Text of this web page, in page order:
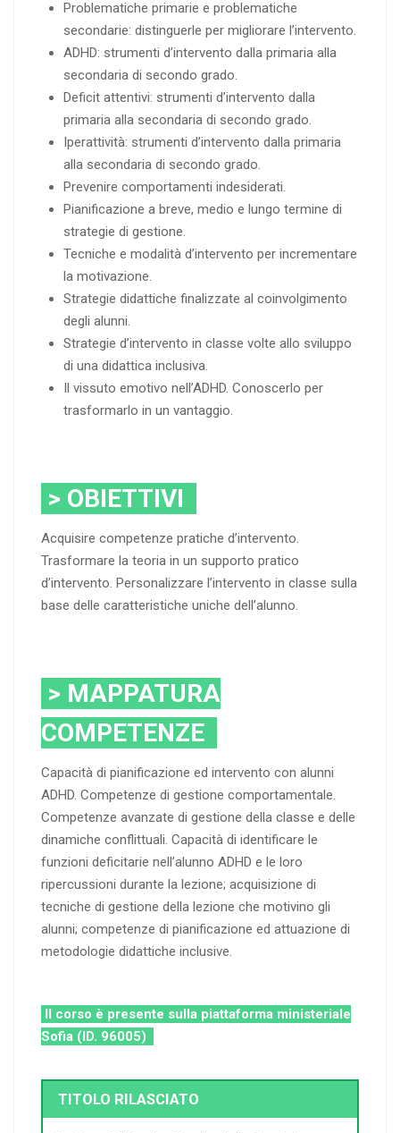
Problematiche primarie e problematiche
secondarie: distinguerle per migliorare l’intervento.
ADHD: strumenti d’intervento dalla primaria alla
secondaria di secondo grado.
Deficit attentivi: strumenti d’intervento dalla
primaria alla secondaria di secondo grado.
Iperattività: strumenti d’intervento dalla primaria
alla secondaria di secondo grado.
Prevenire comportamenti indesiderati.
Pianificazione a breve, medio e lungo termine di
strategie di gestione.
Tecniche e modalità d’intervento per incrementare
la motivazione.
Strategie didattiche finalizzate al coinvolgimento
degli alunni.
Strategie d’intervento in classe volte allo sviluppo
di una didattica inclusiva.
Il vissuto emotivo nell’ADHD. Conoscerlo per
trasformarlo in un vantaggio.
> OBIETTIVI
Acquisire competenze pratiche d’intervento.
Trasformare la teoria in un supporto pratico
d’intervento. Personalizzare l’intervento in classe sulla
base delle caratteristiche uniche dell’alunno.
> MAPPATURA
COMPETENZE
Capacità di pianificazione ed intervento con alunni
ADHD. Competenze di gestione comportamentale.
Competenze avanzate di gestione della classe e delle
dinamiche conflittuali. Capacità di identificare le
funzioni deficitarie nell’alunno ADHD e le loro
ripercussioni durante la lezione; acquisizione di
tecniche di gestione della lezione che motivino gli
alunni; competenze di pianificazione ed attuazione di
metodologie didattiche inclusive.
Il corso è presente sulla piattaforma ministeriale
Sofia (ID. 96005)
TITOLO RILASCIATO